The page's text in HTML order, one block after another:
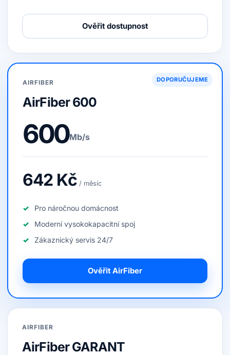
Ověřit dostupnost
DOPORUČUJEME
AIRFIBER
AirFiber 600
600Mb/s
642 Kč / měsíc
Pro náročnou domácnost
Moderní vysokokapacitní spoj
Zákaznický servis 24/7
Ověřit AirFiber
AIRFIBER
AirFiber GARANT